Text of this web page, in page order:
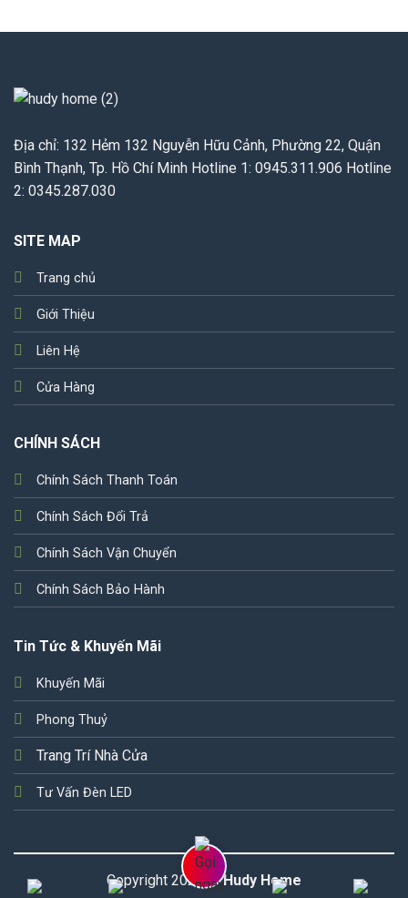
Địa chỉ: 132 Hẻm 132 Nguyễn Hữu Cảnh, Phường 22, Quận
Bình Thạnh, Tp. Hồ Chí Minh Hotline 1: 0945.311.906 Hotline
2: 0345.287.030
SITE MAP
Trang chủ
Giới Thiệu
Liên Hệ
Cửa Hàng
CHÍNH SÁCH
Chính Sách Thanh Toán
Chính Sách Đổi Trả
Chính Sách Vận Chuyển
Chính Sách Bảo Hành
Tin Tức & Khuyến Mãi
Khuyến Mãi
Phong Thuỷ
Trang Trí Nhà Cửa
Tư Vấn Đèn LED
Copyright 2026 ©Hudy Home